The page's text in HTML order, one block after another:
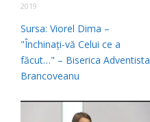
2019
Sursa: Viorel Dima –
"Închinați-vă Celui ce a
făcut…" – Biserica Adventista
Brancoveanu